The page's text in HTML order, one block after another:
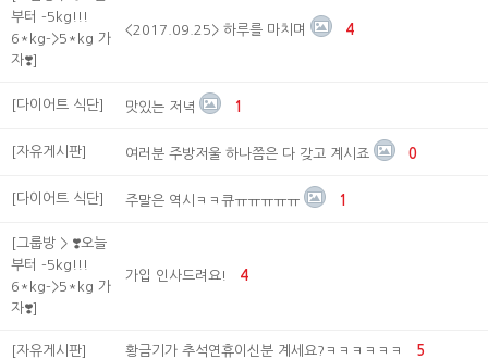
부터 -5kg!!!
6*kg->5*kg 가
자❣️]
<2017.09.25> 하루를 마치며 4
[다이어트 식단] 맛있는 저녁 1
[자유게시판] 여러분 주방저울 하나쯤은 다 갖고 계시죠 0
[다이어트 식단] 주말은 역시ㅋㅋ큐ㅠㅠㅠㅠㅠ 1
[그룹방 > ❣️오늘
부터 -5kg!!!
6*kg->5*kg 가
자❣️]
가입 인사드려요! 4
[자유게시판] 황금기가 추석연휴이신분 계세요?ㅋㅋㅋㅋㅋㅋ 5